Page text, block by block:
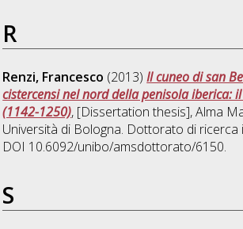
R
Renzi, Francesco (2013)Il cuneo di san
cistercensi nel nord della penisola iberica:
(1142-1250), [Dissertation thesis], Alma
Università di Bologna. Dottorato di ricerca
DOI 10.6092/unibo/amsdottorato/6150.
S